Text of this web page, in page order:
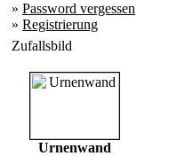
» Password vergessen
» Registrierung
Zufallsbild
Urnenwand